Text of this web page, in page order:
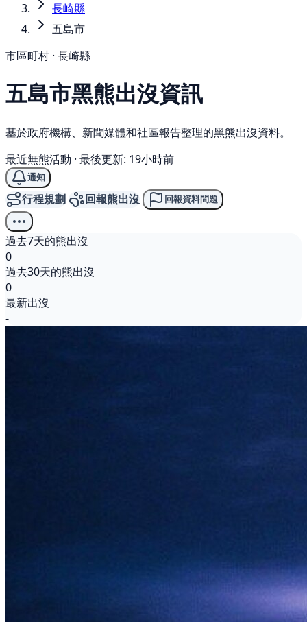
長崎縣
五島市
市區町村 · 長崎縣
五島市黑熊出沒資訊
基於政府機構、新聞媒體和社區報告整理的黑熊出沒資料。
最近無熊活動 · 最後更新: 19小時前
通知
行程規劃 回報熊出沒 回報資料問題
過去7天的熊出沒
0
過去30天的熊出沒
0
最新出沒
-